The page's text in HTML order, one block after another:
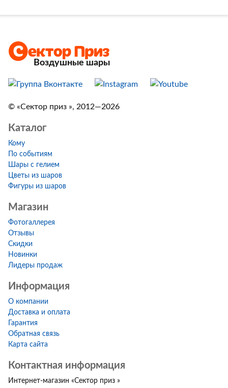
Воздушные шары
© «Сектор приз », 2012—2026
Каталог
Кому
По событиям
Шары с гелием
Цветы из шаров
Фигуры из шаров
Магазин
Фотогаллерея
Отзывы
Скидки
Новинки
Лидеры продаж
Информация
О компании
Доставка и оплата
Гарантия
Обратная связь
Карта сайта
Контактная информация
Интернет-магазин «Сектор приз »